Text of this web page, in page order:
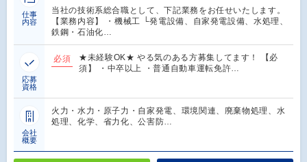
仕事
内容
当社の技術系総合職として、下記業務をお任せいたします。
【業務内容】 ・機械工 └発電設備、自家発電設備、水処理、
鉄鋼・石油化…
応募
資格
必須
★未経験OK★ やる気のある方募集してます！ 【必
須】 ・中卒以上 ・普通自動車運転免許…
会社
概要
火力・水力・原子力・自家発電、環境関連、廃棄物処理、水
処理、化学、省力化、公害防…